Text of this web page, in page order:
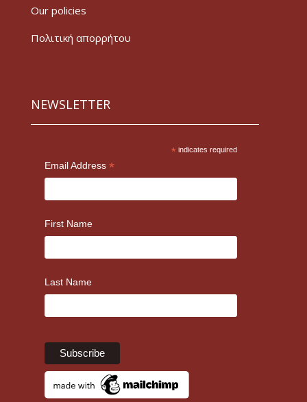
Our policies
Πολιτική απορρήτου
NEWSLETTER
* indicates required
Email Address *
First Name
Last Name